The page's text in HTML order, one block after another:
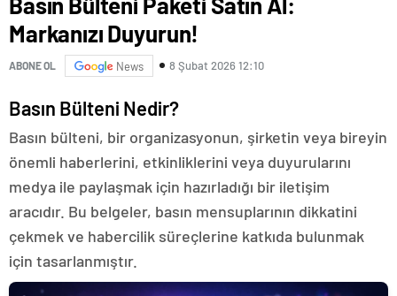
Markanızı Duyurun!
ABONE OL News 8 Şubat 2026 12:10
Basın Bülteni Nedir?
Basın bülteni, bir organizasyonun, şirketin veya bireyin
önemli haberlerini, etkinliklerini veya duyurularını
medya ile paylaşmak için hazırladığı bir iletişim
aracıdır. Bu belgeler, basın mensuplarının dikkatini
çekmek ve habercilik süreçlerine katkıda bulunmak
için tasarlanmıştır.